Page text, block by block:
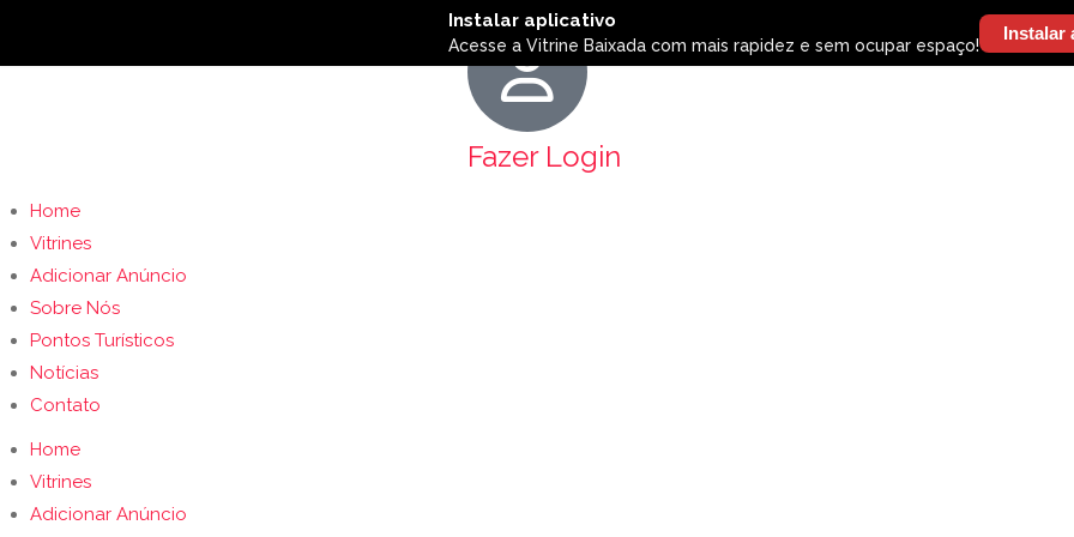
Fazer Login
Home
Vitrines
Adicionar Anúncio
Sobre Nós
Pontos Turísticos
Notícias
Contato
Home
Vitrines
Adicionar Anúncio